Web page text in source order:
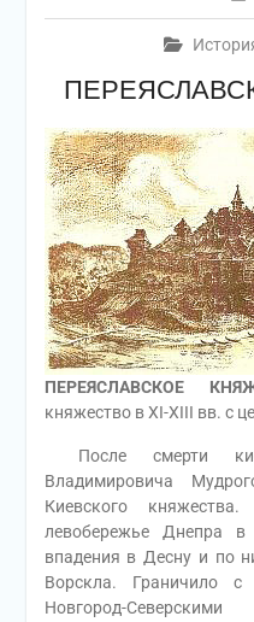
ПЕРЕЯСЛАВСКОЕ
княжество в XI-XIII вв. с
После смерти
Владимировича
Киевского
левобережье Днепра
впадения в Десну и по
Ворскла. Граничило с
Новгород-